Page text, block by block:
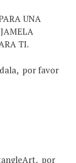
UNA
TI.
por favor
por